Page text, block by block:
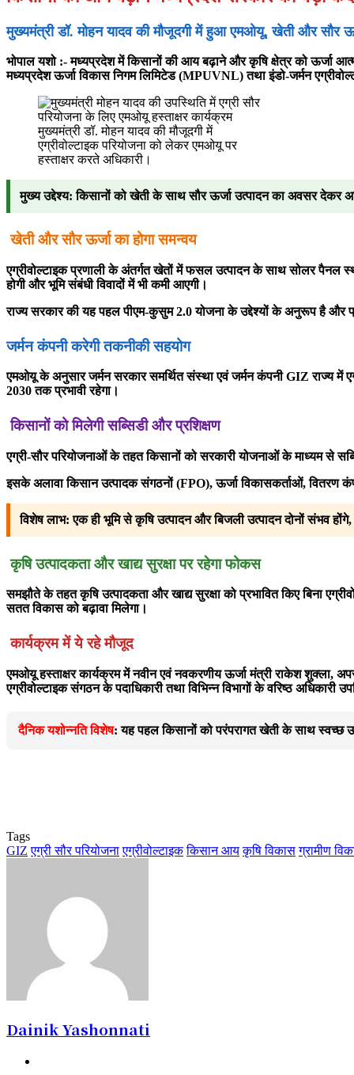
मुख्यमंत्री डॉ. मोहन यादव की मौजूदगी में हुआ एमओयू, खेती और सौर
भोपाल यशो :- मध्यप्रदेश में किसानों की आय बढ़ाने और कृषि क्षेत्र को ऊर्जा
मध्यप्रदेश ऊर्जा विकास निगम लिमिटेड (MPUVNL) तथा इंडो-जर्मन
मुख्यमंत्री डॉ. मोहन यादव की मौजूदगी में
एग्रीवोल्टाइक परियोजना को लेकर एमओयू पर
हस्ताक्षर करते अधिकारी।
मुख्य उद्देश्य: किसानों को खेती के साथ सौर ऊर्जा उत्पादन का अवसर देकर
खेती और सौर ऊर्जा का होगा समन्वय
एग्रीवोल्टाइक प्रणाली के अंतर्गत खेतों में फसल उत्पादन के साथ सोलर पैनल
होगी और भूमि संबंधी विवादों में भी कमी आएगी।
राज्य सरकार की यह पहल पीएम-कुसुम 2.0 योजना के उद्देश्यों के अनुरूप है और
जर्मन कंपनी करेगी तकनीकी सहयोग
एमओयू के अनुसार जर्मन सरकार समर्थित संस्था एवं जर्मन कंपनी GIZ राज्य में
2030 तक प्रभावी रहेगा।
किसानों को मिलेगी सब्सिडी और प्रशिक्षण
एग्री-सौर परियोजनाओं के तहत किसानों को सरकारी योजनाओं के माध्यम से
इसके अलावा किसान उत्पादक संगठनों (FPO), ऊर्जा विकासकर्ताओं, वितरण
विशेष लाभ: एक ही भूमि से कृषि उत्पादन और बिजली उत्पादन दोनों संभव
कृषि उत्पादकता और खाद्य सुरक्षा पर रहेगा फोकस
समझौते के तहत कृषि उत्पादकता और खाद्य सुरक्षा को प्रभावित किए बिना
सतत विकास को बढ़ावा मिलेगा।
कार्यक्रम में ये रहे मौजूद
एमओयू हस्ताक्षर कार्यक्रम में नवीन एवं नवकरणीय ऊर्जा मंत्री राकेश शुक्ला,
एग्रीवोल्टाइक संगठन के पदाधिकारी तथा विभिन्न विभागों के वरिष्ठ अधिकारी
दैनिक यशोन्नति विशेष: यह पहल किसानों को परंपरागत खेती के साथ स्वच्छ
Tags
GIZ एग्री सौर परियोजना एग्रीवोल्टाइक किसान आय कृषि विकास ग्रामीण
Dainik Yashonnati